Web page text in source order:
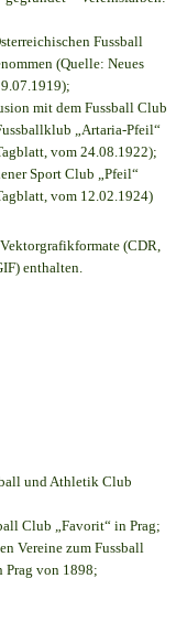
Fussball
(Quelle: Neues
mit dem Fussball Club
„Artaria-Pfeil“
vom 24.08.1922);
Sport Club „Pfeil“
vom 12.02.1924)
(CDR,
enthalten.
und Athletik Club
Club „Favorit“ in Prag;
Vereine zum Fussball
Prag von 1898;